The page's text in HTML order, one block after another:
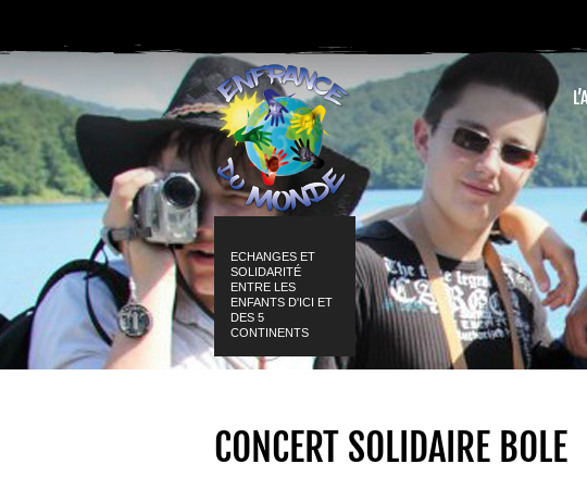
ECHANGES ET
SOLIDARITÉ
ENTRE LES
ENFANTS D'ICI ET
DES 5
CONTINENTS
CONCERT SOLIDAIRE